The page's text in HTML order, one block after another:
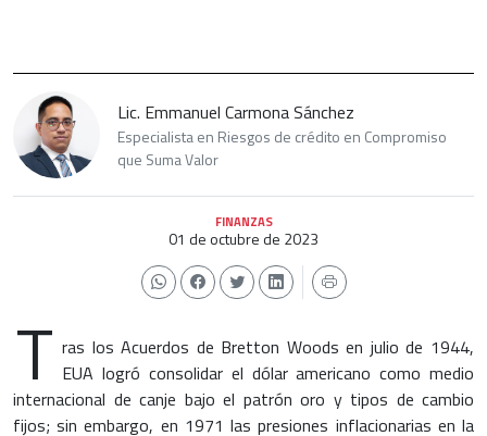
Lic. Emmanuel Carmona Sánchez
Especialista en Riesgos de crédito en Compromiso
que Suma Valor
FINANZAS
01 de octubre de 2023
T ras los Acuerdos de Bretton Woods en julio de 1944,
EUA logró consolidar el dólar americano como medio
internacional de canje bajo el patrón oro y tipos de cambio
fijos; sin embargo, en 1971 las presiones inflacionarias en la